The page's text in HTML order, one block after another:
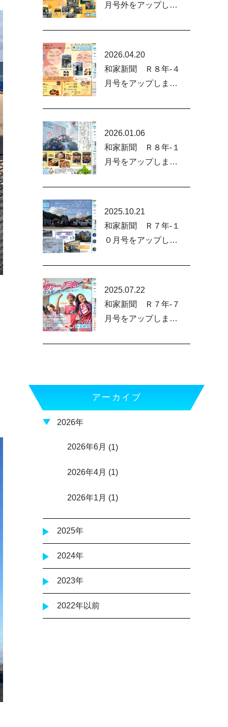
月号外をアップしま
2026.04.20
和家新聞 Ｒ８年-４
月号をアップしまし
2026.01.06
和家新聞 Ｒ８年-１
月号をアップしまし
2025.10.21
和家新聞 Ｒ７年-１
０月号をアップしま
2025.07.22
和家新聞 Ｒ７年-７
月号をアップしまし
アーカイブ
2026年
2026年6月 (1)
2026年4月 (1)
2026年1月 (1)
2025年
2024年
2023年
2022年以前